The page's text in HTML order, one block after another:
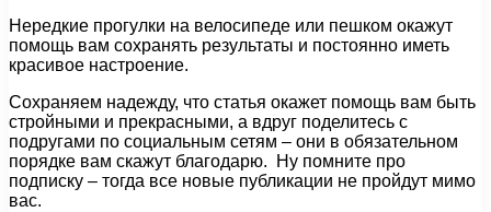
Нередкие прогулки на велосипеде или пешком окажут
помощь вам сохранять результаты и постоянно иметь
красивое настроение.
Сохраняем надежду, что статья окажет помощь вам быть
стройными и прекрасными, а вдруг поделитесь с
подругами по социальным сетям – они в обязательном
порядке вам скажут благодарю. Ну помните про
подписку – тогда все новые публикации не пройдут мимо
вас.